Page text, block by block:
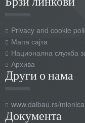
Privacy and cookie
Мапа сајта
Национална служба
Архива
Други о нама
www.daibau.rs/mionica
Документа